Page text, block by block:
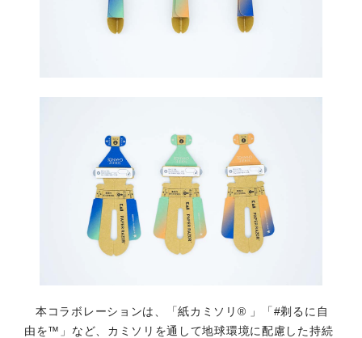
本コラボレーションは、「紙カミソリ® 」「#剃るに自
由を™」など、カミソリを通して地球環境に配慮した持続